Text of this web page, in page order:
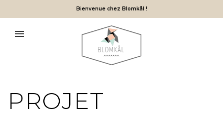
Bienvenue chez Blomkål !
PROJET